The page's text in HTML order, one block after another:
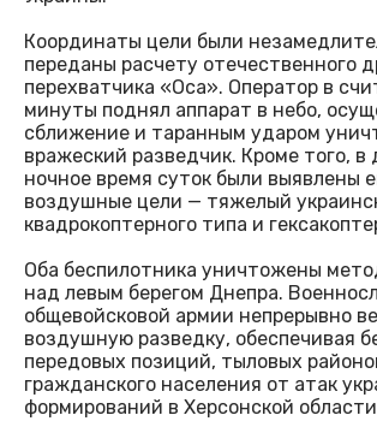
Координаты цели были
переданы расчету отечественного
перехватчика «Оса». Оператор в
минуты поднял аппарат в небо,
сближение и таранным ударом
вражеский разведчик. Кроме того, в
ночное время суток были выявлены
воздушные цели — тяжелый
квадрокоптерного типа и
Оба беспилотника уничтожены
над левым берегом Днепра.
общевойсковой армии непрерывно
воздушную разведку, обеспечивая
передовых позиций, тыловых
гражданского населения от атак
формирований в Херсонской